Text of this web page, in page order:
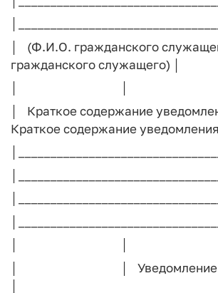
│ (Ф.И.О. гражданского
гражданского служащего) │
│ Краткое содержание
Краткое содержание уведомления
│ │ Уведомление